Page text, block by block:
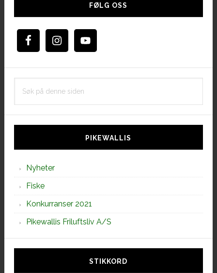
FØLG OSS
PIKEWALLIS
Nyheter
Fiske
Konkurranser 2021
Pikewallis Friluftsliv A/S
STIKKORD